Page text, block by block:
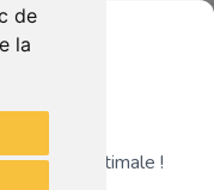
de
la
vendeur
optimale !